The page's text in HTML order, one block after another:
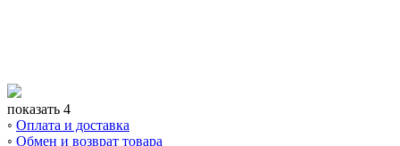
показать 4
◦ Оплата и доставка
◦ Обмен и возврат товара